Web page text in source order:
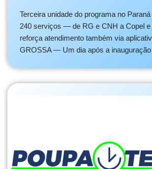
Terceira unidade do programa no
240 serviços — de RG e CNH a Copel
reforça atendimento também via
GROSSA — Um dia após a